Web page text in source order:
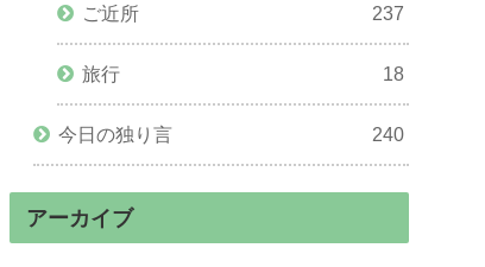
ご近所 237
旅行 18
今日の独り言 240
アーカイブ